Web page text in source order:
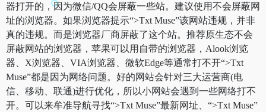
器打开的，因为微信/QQ会屏蔽一些站。建议使用不会屏蔽网
址的浏览器。如果浏览器提示“>Txt Muse”该网站违规，并非
真的违规。而是浏览器厂商屏蔽了这个站。推荐原生态不会
屏蔽网站的浏览器，苹果可以用自带的浏览器，Alook浏览
器、X浏览器、VIA浏览器、微软Edge等通常打不开“>Txt
Muse”都是因为网络问题。好的网站会针对三大运营商(电
信、移动、联通)进行优化，所以小网站会遇到一些网络打不
开。可以来牟准导航寻找“>Txt Muse”最新网址、“>Txt Muse”